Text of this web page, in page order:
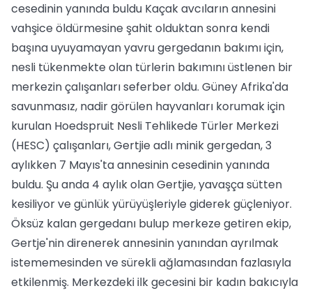
cesedinin yanında buldu Kaçak avcıların annesini
vahşice öldürmesine şahit olduktan sonra kendi
başına uyuyamayan yavru gergedanın bakımı için,
nesli tükenmekte olan türlerin bakımını üstlenen bir
merkezin çalışanları seferber oldu. Güney Afrika'da
savunmasız, nadir görülen hayvanları korumak için
kurulan Hoedspruit Nesli Tehlikede Türler Merkezi
(HESC) çalışanları, Gertjie adlı minik gergedan, 3
aylıkken 7 Mayıs'ta annesinin cesedinin yanında
buldu. Şu anda 4 aylık olan Gertjie, yavaşça sütten
kesiliyor ve günlük yürüyüşleriyle giderek güçleniyor.
Öksüz kalan gergedanı bulup merkeze getiren ekip,
Gertje'nin direnerek annesinin yanından ayrılmak
istememesinden ve sürekli ağlamasından fazlasıyla
etkilenmiş. Merkezdeki ilk gecesini bir kadın bakıcıyla